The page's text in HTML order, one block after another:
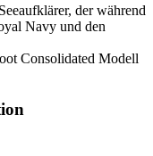
der während
Navy und den
Consolidated Modell